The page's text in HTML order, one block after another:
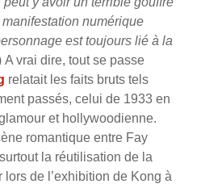
numérique
est toujours lié à la
A vrai dire, tout se passe
relatait les faits bruts tels
passés, celui de 1933 en
et hollywoodienne.
romantique entre Fay
la réutilisation de la
de l’exhibition de Kong à